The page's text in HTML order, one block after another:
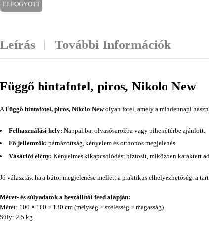
ELFOGYOTT
Leírás További Információk
Függő hintafotel, piros, Nikolo New
AFüggő hintafotel, piros, Nikolo Newolyan fotel, amely a mindennapi
Felhasználási hely: Nappaliba, olvasósarokba vagy pihenőtérbe ajánlott.
Fő jellemzők: párnázottság, kényelem és otthonos megjelenés.
Vásárlói előny: Kényelmes kikapcsolódást biztosít, miközben karaktert
Jó választás, ha a bútor megjelenése mellett a praktikus elhelyezhetőség, a
Méret- és súlyadatok a beszállítói feed alapján:
Méret: 100 × 100 × 130 cm (mélység × szélesség × magasság)
Súly: 2,5 kg